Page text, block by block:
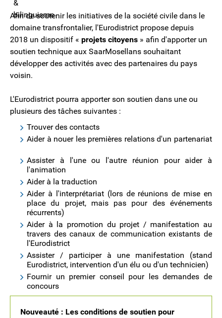
Afin de soutenir les initiatives de la société civile dans le
domaine transfrontalier, l'Eurodistrict propose depuis
2018 un dispositif « projets citoyens » afin d'apporter un
soutien technique aux SaarMosellans souhaitant
développer des activités avec des partenaires du pays
voisin.
L'Eurodistrict pourra apporter son soutien dans une ou
plusieurs des tâches suivantes :
Trouver des contacts
Aider à nouer les premières relations d'un partenariat
Assister à l'une ou l'autre réunion pour aider à
l'animation
Aider à la traduction
Aider à l'interprétariat (lors de réunions de mise en
place du projet, mais pas pour des événements
récurrents)
Aider à la promotion du projet / manifestation au
travers des canaux de communication existants de
l'Eurodistrict
Assister / participer à une manifestation (stand
Eurodistrict, intervention d'un élu ou d'un technicien)
Fournir un premier conseil pour les demandes de
concours
Nouveauté : Les conditions de soutien pour